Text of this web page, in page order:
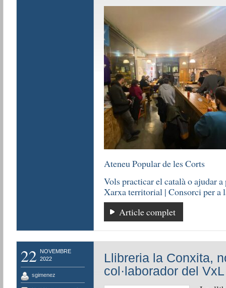
Ateneu Popular de les Corts
Vols practicar el català o ajudar
Xarxa territorial | Consorci per
Article complet
22
NOVEMBRE
2022
sgimenez
Llibreria la Conxita,
col·laborador del